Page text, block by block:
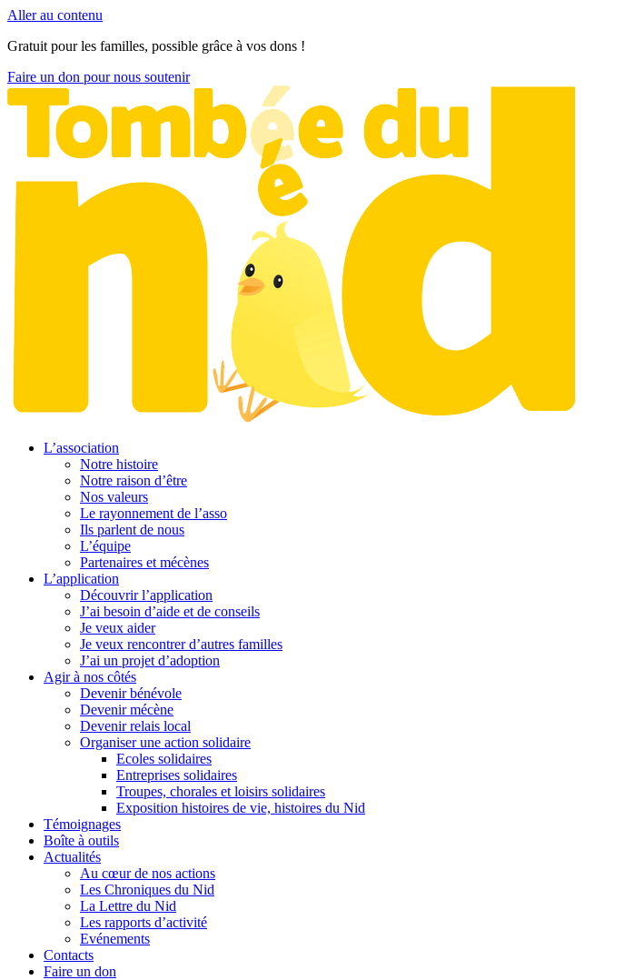
Aller au contenu
Gratuit pour les familles, possible grâce à vos dons !
Faire un don pour nous soutenir
L’association
Notre histoire
Notre raison d’être
Nos valeurs
Le rayonnement de l’asso
Ils parlent de nous
L’équipe
Partenaires et mécènes
L’application
Découvrir l’application
J’ai besoin d’aide et de conseils
Je veux aider
Je veux rencontrer d’autres familles
J’ai un projet d’adoption
Agir à nos côtés
Devenir bénévole
Devenir mécène
Devenir relais local
Organiser une action solidaire
Ecoles solidaires
Entreprises solidaires
Troupes, chorales et loisirs solidaires
Exposition histoires de vie, histoires du Nid
Témoignages
Boîte à outils
Actualités
Au cœur de nos actions
Les Chroniques du Nid
La Lettre du Nid
Les rapports d’activité
Evénements
Contacts
Faire un don